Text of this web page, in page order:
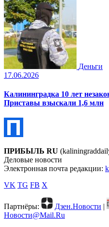
Деньги
17.06.2026
Калининградка 10 лет
Приставы взыскали 1,6 млн
ПРИБЫЛЬ RU
Деловые новости
Электронная почта редакции:
VK TG FB X
Партнёры: Дзен.Новости |
Новости@Mail.Ru